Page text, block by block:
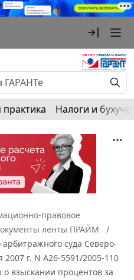
практика Налоги и
правовое
ленты ПРАЙМ
суда Северо-
2007 г. N А26-5591/2005-110
взыскании процентов за